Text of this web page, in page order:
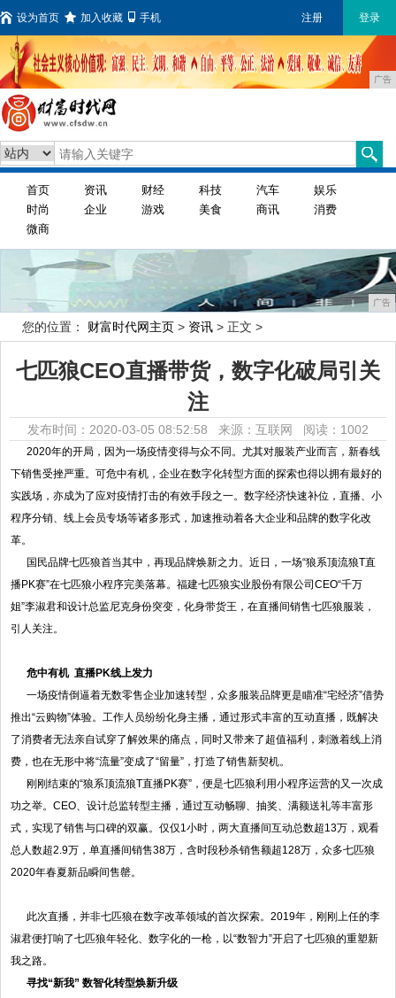
设为首页 加入收藏 手机 注册 登录
广告
首页 资讯 财经 科技 汽车
娱乐
时尚
企业 游戏 美食 商讯
消费
微商
广告
您的位置： 财富时代网主页 > 资讯 > 正文 >
七匹狼CEO直播带货，数字化破局引关
注
发布时间：2020-03-05 08:52:58 来源：互联网 阅读：1002
2020年的开局，因为一场疫情变得与众不同。尤其对服装产业而言，新春线
下销售受挫严重。可危中有机，企业在数字化转型方面的探索也得以拥有最好的
实践场，亦成为了应对疫情打击的有效手段之一。数字经济快速补位，直播、小
程序分销、线上会员专场等诸多形式，加速推动着各大企业和品牌的数字化改
革。
国民品牌七匹狼首当其中，再现品牌焕新之力。近日，一场“狼系顶流狼T直
播PK赛”在七匹狼小程序完美落幕。福建七匹狼实业股份有限公司CEO“千万
姐”李淑君和设计总监尼克身份突变，化身带货王，在直播间销售七匹狼服装，
引人关注。
危中有机 直播PK线上发力
一场疫情倒逼着无数零售企业加速转型，众多服装品牌更是瞄准“宅经济”借势
推出“云购物”体验。工作人员纷纷化身主播，通过形式丰富的互动直播，既解决
了消费者无法亲自试穿了解效果的痛点，同时又带来了超值福利，刺激着线上消
费，也在无形中将“流量”变成了“留量”，打造了销售新契机。
刚刚结束的“狼系顶流狼T直播PK赛”，便是七匹狼利用小程序运营的又一次成
功之举。CEO、设计总监转型主播，通过互动畅聊、抽奖、满额送礼等丰富形
式，实现了销售与口碑的双赢。仅仅1小时，两大直播间互动总数超13万，观看
总人数超2.9万，单直播间销售38万，含时段秒杀销售额超128万，众多七匹狼
2020年春夏新品瞬间售罄。
此次直播，并非七匹狼在数字改革领域的首次探索。2019年，刚刚上任的李
淑君便打响了七匹狼年轻化、数字化的一枪，以“数智力”开启了七匹狼的重塑新
我之路。
寻找“新我”数智化转型焕新升级